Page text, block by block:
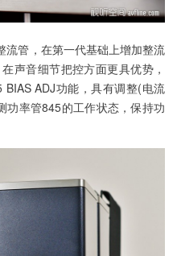
流管，在第一代基础上增加整流
声音细节把控方面更具优势，
ADJ功能，具有调整(电流
功率管845的工作状态，保持功